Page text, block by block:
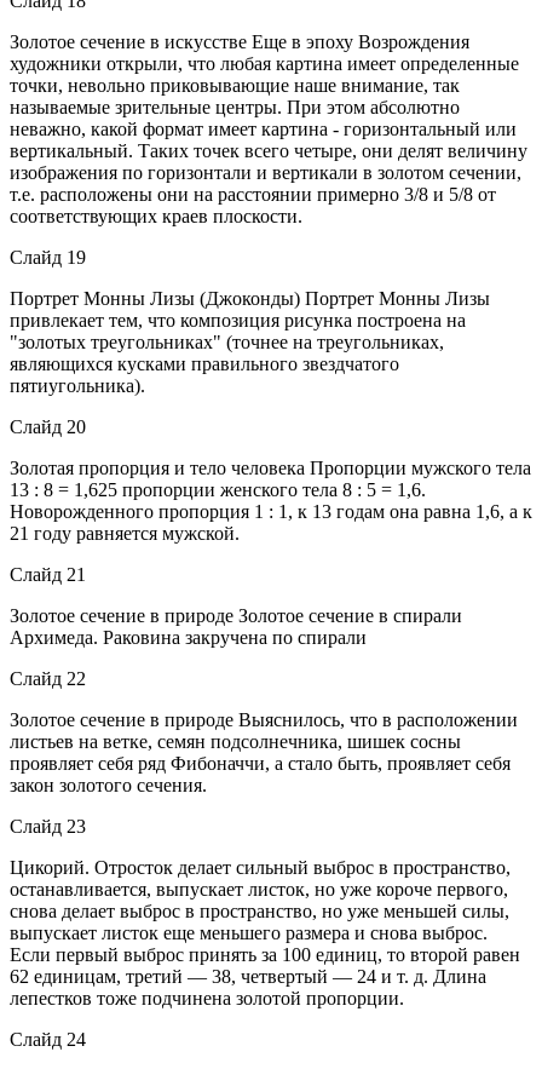
Золотое сечение в искусстве Еще в эпоху Возрождения
художники открыли, что любая картина имеет определенные
точки, невольно приковывающие наше внимание, так
называемые зрительные центры. При этом абсолютно
неважно, какой формат имеет картина - горизонтальный или
вертикальный. Таких точек всего четыре, они делят величину
изображения по горизонтали и вертикали в золотом сечении,
т.е. расположены они на расстоянии примерно 3/8 и 5/8 от
соответствующих краев плоскости.
Слайд 19
Портрет Монны Лизы (Джоконды) Портрет Монны Лизы
привлекает тем, что композиция рисунка построена на
"золотых треугольниках" (точнее на треугольниках,
являющихся кусками правильного звездчатого
пятиугольника).
Слайд 20
Золотая пропорция и тело человека Пропорции мужского тела
13 : 8 = 1,625 пропорции женского тела 8 : 5 = 1,6.
Новорожденного пропорция 1 : 1, к 13 годам она равна 1,6, а к
21 году равняется мужской.
Слайд 21
Золотое сечение в природе Золотое сечение в спирали
Архимеда. Раковина закручена по спирали
Слайд 22
Золотое сечение в природе Выяснилось, что в расположении
листьев на ветке, семян подсолнечника, шишек сосны
проявляет себя ряд Фибоначчи, а стало быть, проявляет себя
закон золотого сечения.
Слайд 23
Цикорий. Отросток делает сильный выброс в пространство,
останавливается, выпускает листок, но уже короче первого,
снова делает выброс в пространство, но уже меньшей силы,
выпускает листок еще меньшего размера и снова выброс.
Если первый выброс принять за 100 единиц, то второй равен
62 единицам, третий — 38, четвертый — 24 и т. д. Длина
лепестков тоже подчинена золотой пропорции.
Слайд 24